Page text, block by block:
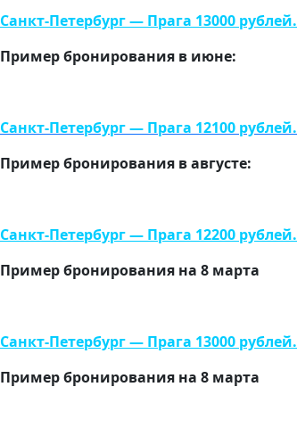
Санкт-Петербург — Прага 13000 рублей.
Пример бронирования в июне:
Санкт-Петербург — Прага 12100 рублей.
Пример бронирования в августе:
Санкт-Петербург — Прага 12200 рублей.
Пример бронирования на 8 марта
Санкт-Петербург — Прага 13000 рублей.
Пример бронирования на 8 марта